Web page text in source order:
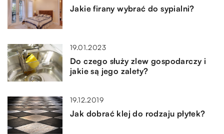
Jakie firany wybrać do sypialni?
19.01.2023
Do czego służy zlew gospodarczy i
jakie są jego zalety?
19.12.2019
Jak dobrać klej do rodzaju płytek?